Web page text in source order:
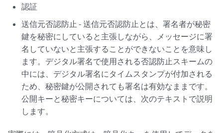
認証
送信元否認防止 - 送信元否認防止とは、署名者が秘密
鍵を秘密にしていると主張しながら、メッセージに署
名していないと主張することができないことを意味し
ます。デジタル署名で使用される否認防止スキームの
中には、デジタル署名にタイムスタンプが付加される
ため、秘密鍵が公開されても署名は有効なままです。
公開キーと秘密キーについては、次のテキストで説明
します。